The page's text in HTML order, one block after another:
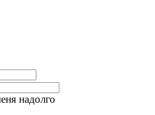
надолго